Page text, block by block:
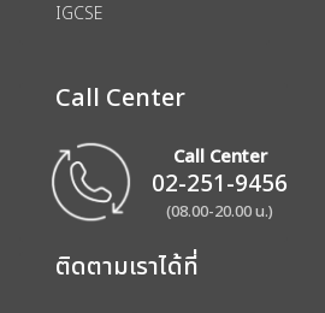
IGCSE
Call Center
Call Center
02-251-9456
(08.00-20.00 น.)
ติดตามเราได้ที่